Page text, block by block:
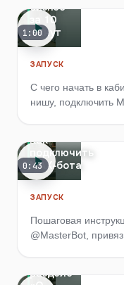
бизнес
за 10
минут
1:00
ЗАПУСК
С чего начать в
нишу, подключить
Как
подключить
MAX-бота
0:43
ЗАПУСК
Пошаговая
@MasterBot,
разделе